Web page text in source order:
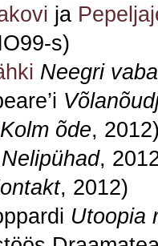
ja
s)
Neegri
Kolm õde,
Nelipühad,
, 2012)
Utoopia